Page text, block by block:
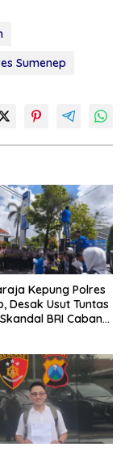
Sumenep
Kepung Polres
Desak Usut Tuntas
BRI Cabang